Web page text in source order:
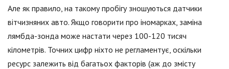
Але як правило, на такому пробігу зношуються датчики
вітчизняних авто. Якщо говорити про іномарках, заміна
лямбда-зонда може настати через 100-120 тисяч
кілометрів. Точних цифр ніхто не регламентує, оскільки
ресурс залежить від багатьох факторів (аж до змісту